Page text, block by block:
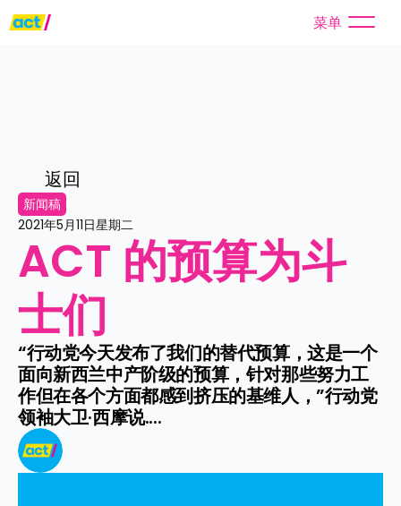
菜单
返回
新闻稿
2021年5月11日星期二
ACT 的预算为斗
士们
“行动党今天发布了我们的替代预算，这是一个
面向新西兰中产阶级的预算，针对那些努力工
作但在各个方面都感到挤压的基维人，”行动党
领袖大卫·西摩说....